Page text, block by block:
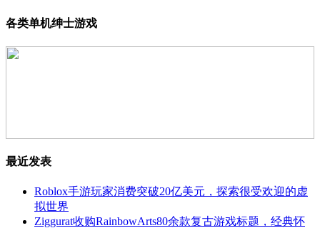
各类单机绅士游戏
最近发表
Roblox手游玩家消费突破20亿美元，探索很受欢迎的虚
拟世界
Ziggurat收购RainbowArts80余款复古游戏标题，经典怀